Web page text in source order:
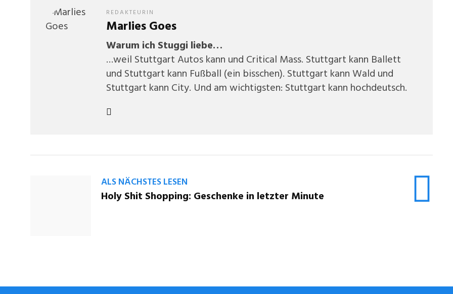
REDAKTEURIN
Marlies Goes
Warum ich Stuggi liebe…
…weil Stuttgart Autos kann und Critical Mass. Stuttgart kann Ballett
und Stuttgart kann Fußball (ein bisschen). Stuttgart kann Wald und
Stuttgart kann City. Und am wichtigsten: Stuttgart kann hochdeutsch.
ALS NÄCHSTES LESEN
Holy Shit Shopping: Geschenke in letzter Minute